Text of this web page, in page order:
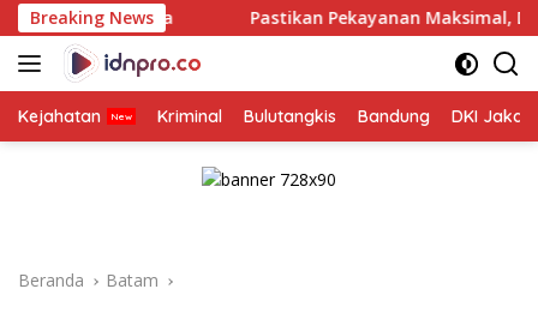
Langsung
ke
konten
Breaking News
Pastikan Pekayanan Maksimal, Direksi Jasa Raharja
Kejahatan Kriminal Bulutangkis Bandung DKI
Beranda Batam